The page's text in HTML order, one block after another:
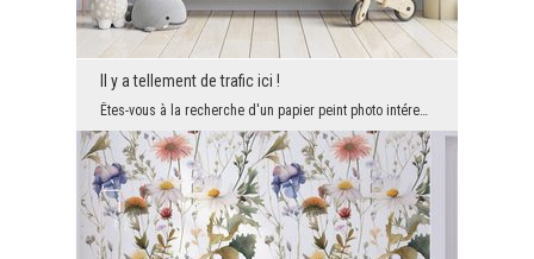
Il y a tellement de trafic ici !
Êtes-vous à la recherche d'un papier peint photo intéressant pour la chambre de votre enfant, qui...